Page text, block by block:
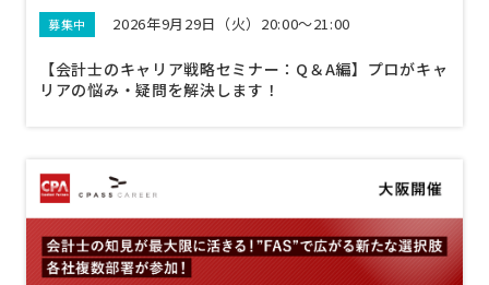
募集中 2026年9月29日（火）20:00～21:00
【会計士のキャリア戦略セミナー：Q＆A編】プロがキャ
リアの悩み・疑問を解決します！